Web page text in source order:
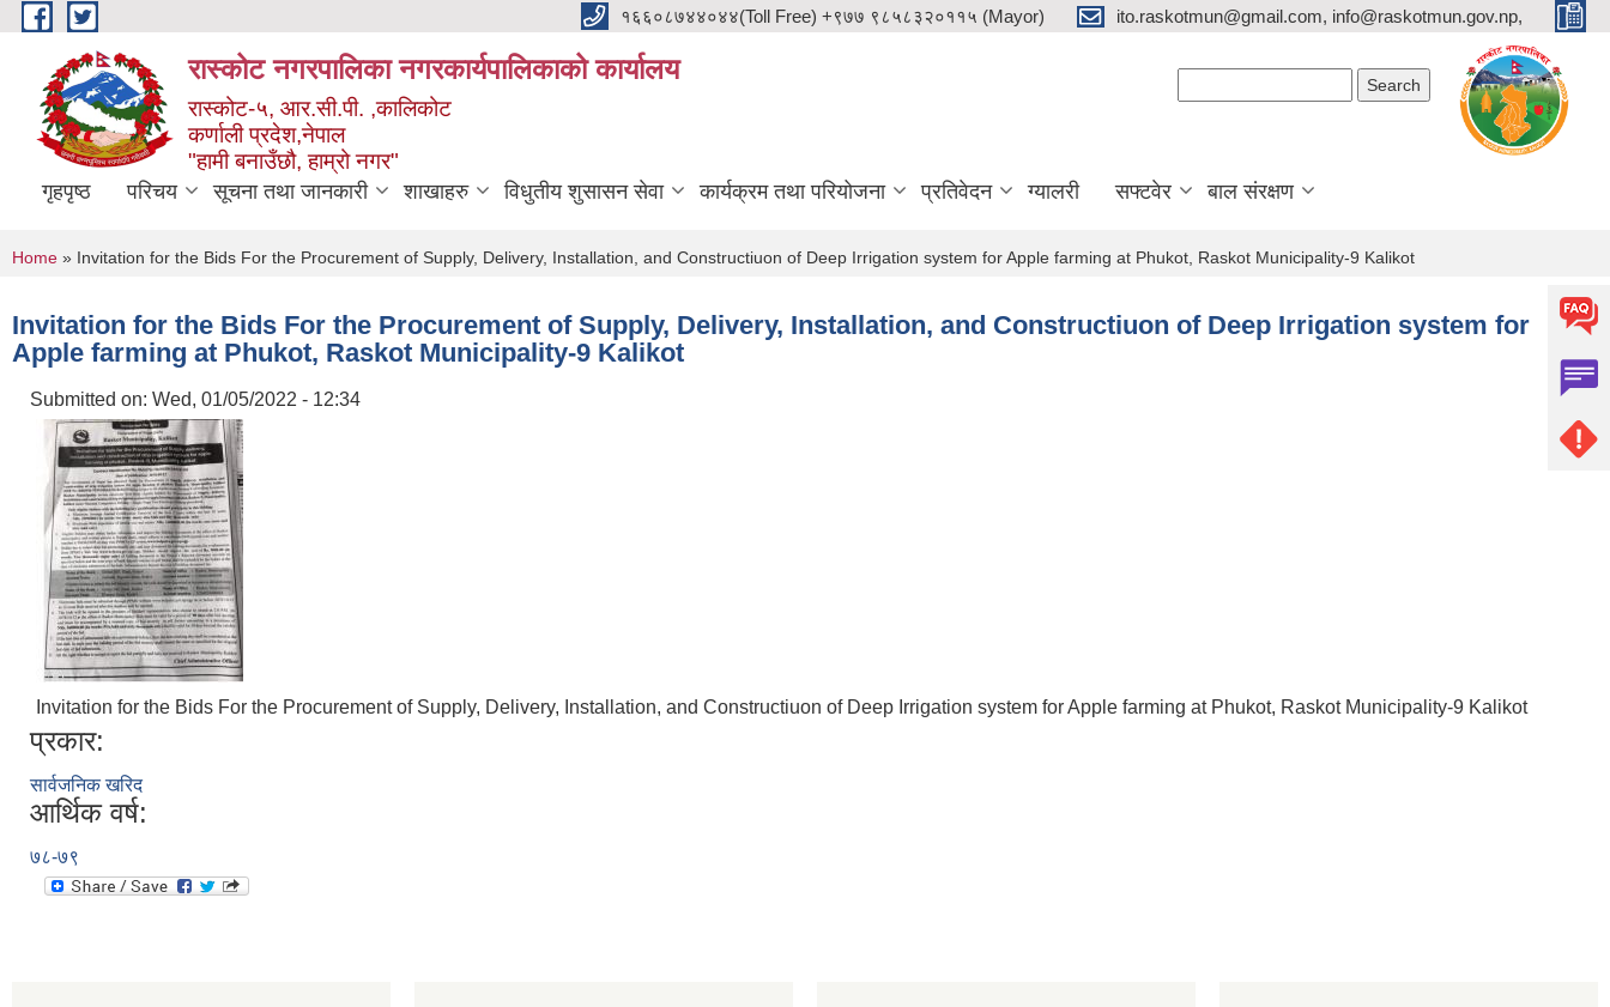
Skip to main content १६६०८७४४०४४(Toll Free) +९७७ ९८५८३२०११५ (Mayor) ito.raskotmun@gmail.com, info@raskotmun.gov.np,
रास्कोट नगरपालिका नगरकार्यपालिकाको कार्यालय
रास्कोट-५, आर.सी.पी. ,कालिकोट
कर्णाली प्रदेश,नेपाल
"हामी बनाउँछौ, हाम्रो नगर"
गृहपृष्ठ परिचय सूचना तथा जानकारी शाखाहरु विधुतीय शुसासन सेवा कार्यक्रम तथा परियोजना प्रतिवेदन ग्यालरी सफ्टवेर बाल संरक्षण
You are here
Home » Invitation for the Bids For the Procurement of Supply, Delivery, Installation, and Constructiuon of Deep Irrigation system for Apple farming at Phukot, Raskot Municipality-9 Kalikot
Invitation for the Bids For the Procurement of Supply, Delivery, Installation, and Constructiuon of Deep Irrigation system for
Apple farming at Phukot, Raskot Municipality-9 Kalikot
Submitted on: Wed, 01/05/2022 - 12:34
Invitation for the Bids For the Procurement of Supply, Delivery, Installation, and Constructiuon of Deep Irrigation system for Apple farming at Phukot, Raskot Municipality-9 Kalikot
प्रकार:
सार्वजनिक खरिद
आर्थिक वर्ष:
७८-७९